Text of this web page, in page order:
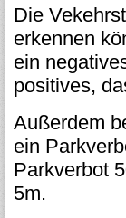
Die
erkennen
ein
positives,
Außerdem
ein
Parkverbot
5m.